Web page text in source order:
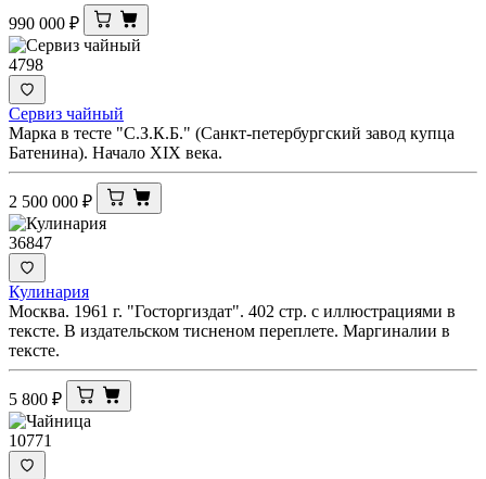
990 000 ₽
4798
Сервиз чайный
Марка в тесте "С.З.К.Б." (Санкт-петербургский завод купца
Батенина). Начало XIX века.
2 500 000 ₽
36847
Кулинария
Москва. 1961 г. "Госторгиздат". 402 стр. с иллюстрациями в
тексте. В издательском тисненом переплете. Маргиналии в
тексте.
5 800 ₽
10771